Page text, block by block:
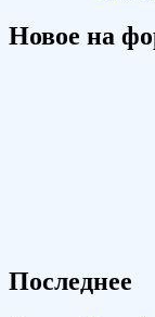
Новое на
Последнее